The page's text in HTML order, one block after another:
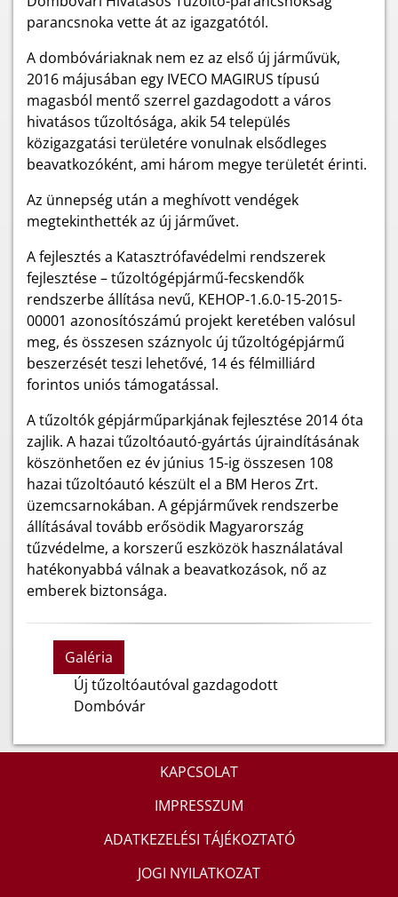
parancsnoka vette át az igazgatótól.
A dombóváriaknak nem ez az első új járművük,
2016 májusában egy IVECO MAGIRUS típusú
magasból mentő szerrel gazdagodott a város
hivatásos tűzoltósága, akik 54 település
közigazgatási területére vonulnak elsődleges
beavatkozóként, ami három megye területét érinti.
Az ünnepség után a meghívott vendégek
megtekinthették az új járművet.
A fejlesztés a Katasztrófavédelmi rendszerek
fejlesztése – tűzoltógépjármű-fecskendők
rendszerbe állítása nevű, KEHOP-1.6.0-15-2015-
00001 azonosítószámú projekt keretében valósul
meg, és összesen száznyolc új tűzoltógépjármű
beszerzését teszi lehetővé, 14 és félmilliárd
forintos uniós támogatással.
A tűzoltók gépjárműparkjának fejlesztése 2014 óta
zajlik. A hazai tűzoltóautó-gyártás újraindításának
köszönhetően ez év június 15-ig összesen 108
hazai tűzoltóautó készült el a BM Heros Zrt.
üzemcsarnokában. A gépjárművek rendszerbe
állításával tovább erősödik Magyarország
tűzvédelme, a korszerű eszközök használatával
hatékonyabbá válnak a beavatkozások, nő az
emberek biztonsága.
Galéria
Új tűzoltóautóval gazdagodott
Dombóvár
KAPCSOLAT
IMPRESSZUM
ADATKEZELÉSI TÁJÉKOZTATÓ
JOGI NYILATKOZAT